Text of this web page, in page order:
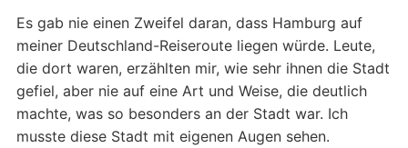
Es gab nie einen Zweifel daran, dass Hamburg auf
meiner Deutschland-Reiseroute liegen würde. Leute,
die dort waren, erzählten mir, wie sehr ihnen die Stadt
gefiel, aber nie auf eine Art und Weise, die deutlich
machte, was so besonders an der Stadt war. Ich
musste diese Stadt mit eigenen Augen sehen.